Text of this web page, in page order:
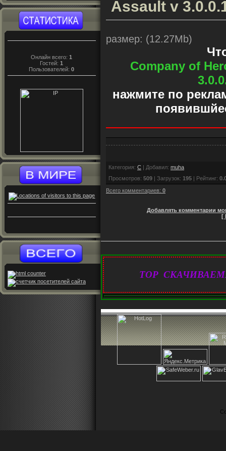
Онлайн всего:1
Гостей:1
Пользователей:0
Assault v
размер: (12.27Mb)
Company of
нажмите по
Категория: C | Добавил: muha
Просмотров: 509 | Загрузок: 195 | Рейтинг:
Всего комментариев: 0
Добавлять комментарии
[
TOP